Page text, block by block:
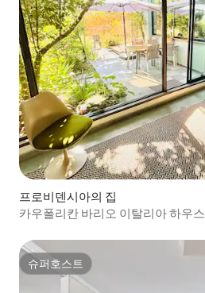
프로비덴시아의 집
카우폴리칸 바리오 이탈리아 하우스
슈퍼호스트
슈퍼호스트